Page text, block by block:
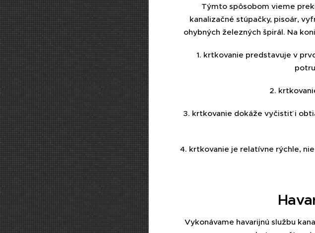
Týmto spôsobom vieme
kanalizačné stúpačky, pisoár,
ohybných železných špirál. Na
1. krtkovanie predstavuje v
2.
3. krtkovanie dokáže vyčistiť i
4. krtkovanie je relatívne rýchle,
Vykonávame havarijnú službu